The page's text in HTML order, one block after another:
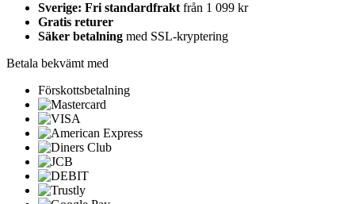
Sverige: Fri standardfrakt från 1 099 kr
Gratis returer
Säker betalning med SSL-kryptering
Betala bekvämt med
Förskottsbetalning